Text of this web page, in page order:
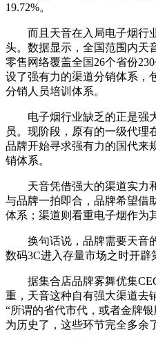
19.72%。
而且天音在入局电子烟行
头。数据显示，全国范围内天
零售网络覆盖全国26个省份
设了强有力的渠道分销体系，
分销人员培训体系。
电子烟行业缺乏的正是强
员。现阶段，原有的一级代理
品牌开始寻求强有力的国代来
销体系。
天音凭借强大的渠道实力
与品牌一拍即合，品牌希望借
体系；渠道则看重电子烟作为
换句话说，品牌需要天音
数码3C进入存量市场之时开辟
据集合店品牌雾舞优集
重，天音这种自有强大渠道去
“所谓的省代市代，或者金牌
为历史了，这些环节完全多余